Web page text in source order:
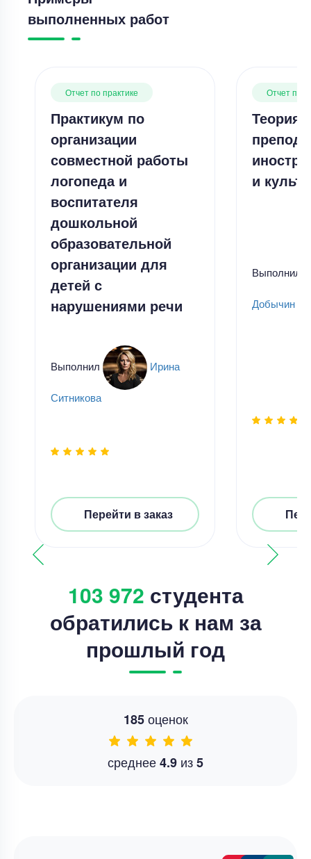
выполненных работ
Отчет по практике
Практикум по
организации
совместной работы
логопеда и
воспитателя
дошкольной
образовательной
организации для
детей с
нарушениями речи
Выполнил Ирина
Ситникова
Перейти в заказ
Отчет по
Теория
и
Выполнил
Добычин
103 972 студента
обратились к нам за
прошлый год
185оценок
среднее4.9 из5